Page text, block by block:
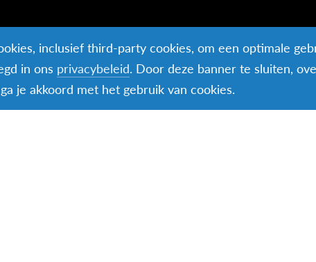
inclusief third-party cookies, om een optimale
in ons privacybeleid. Door deze banner te sluiten,
je akkoord met het gebruik van cookies.